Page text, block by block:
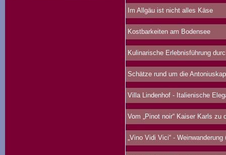
Im Allgäu ist nicht alles Käse
Kostbarkeiten am Bodensee
Kulinarische Erlebnisführung
Schätze rund um die
Villa Lindenhof - Italienische
Vom „Pinot noir“ Kaiser Karls zu
„Vino Vidi Vici“ -